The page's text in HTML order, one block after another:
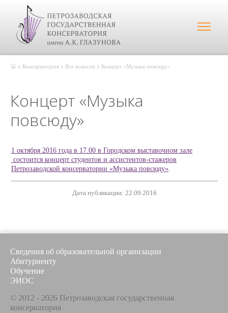
Консерватория Все новости Концерт «Музыка повсюду»
Концерт «Музыка
повсюду»
1 октября 2016 года в 17.00 в Городском выставочном зале
состоится концерт студентов и ассистентов-стажеров
Петрозаводской консерватории «Музыка повсюду».
Дата публикации: 22.09.2016
Сведения об образовательной организации
Абитуриенту
Обучение
ЭИОС
© 2012 - 2026 Петрозаводская государственная
консерватория